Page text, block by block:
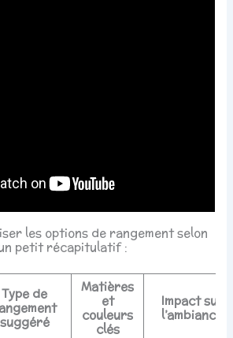
les options de rangement selon
petit récapitulatif :
Type de
suggéré
Matières
et
couleurs
clés
Impact sur
l’ambiance